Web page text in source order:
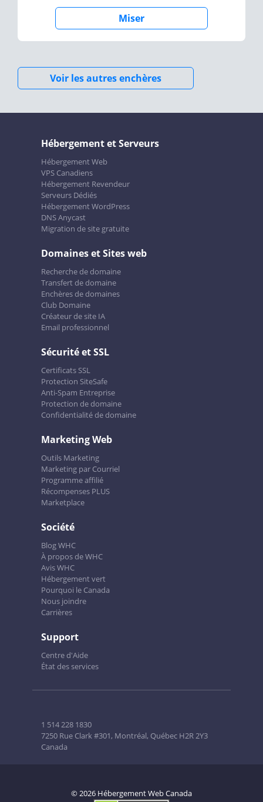
Miser
Voir les autres enchères
Hébergement et Serveurs
Hébergement Web
VPS Canadiens
Hébergement Revendeur
Serveurs Dédiés
Hébergement WordPress
DNS Anycast
Migration de site gratuite
Domaines et Sites web
Recherche de domaine
Transfert de domaine
Enchères de domaines
Club Domaine
Créateur de site IA
Email professionnel
Sécurité et SSL
Certificats SSL
Protection SiteSafe
Anti-Spam Entreprise
Protection de domaine
Confidentialité de domaine
Marketing Web
Outils Marketing
Marketing par Courriel
Programme affilié
Récompenses PLUS
Marketplace
Société
Blog WHC
À propos de WHC
Avis WHC
Hébergement vert
Pourquoi le Canada
Nous joindre
Carrières
Support
Centre d'Aide
État des services
1 514 228 1830
7250 Rue Clark #301, Montréal, Québec H2R 2Y3
Canada
© 2026 Hébergement Web Canada